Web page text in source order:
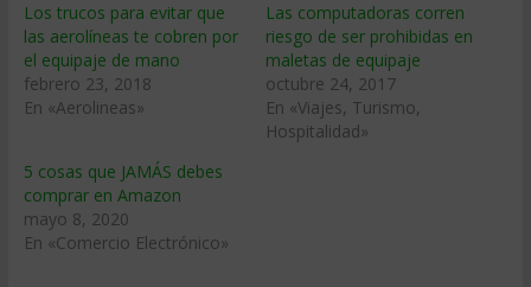
Los trucos para evitar que
las aerolíneas te cobren por
el equipaje de mano
febrero 23, 2018
En «Aerolineas»
Las computadoras corren
riesgo de ser prohibidas en
maletas de equipaje
octubre 24, 2017
En «Viajes, Turismo,
Hospitalidad»
5 cosas que JAMÁS debes
comprar en Amazon
mayo 8, 2020
En «Comercio Electrónico»